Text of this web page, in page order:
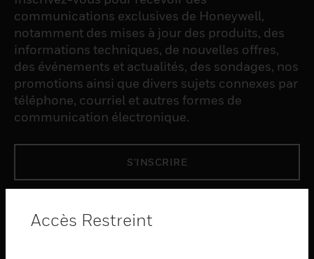
communications exclusives de Honeywell,
notamment des mises à jour des produits, des
informations techniques, de nouvelles offres,
des événements et actualités, des sondages, nos
promotions ainsi que divers sujets connexes par
téléphone, courriel et autres formes de
communication électronique.
S'INSCRIRE
Accès Restreint